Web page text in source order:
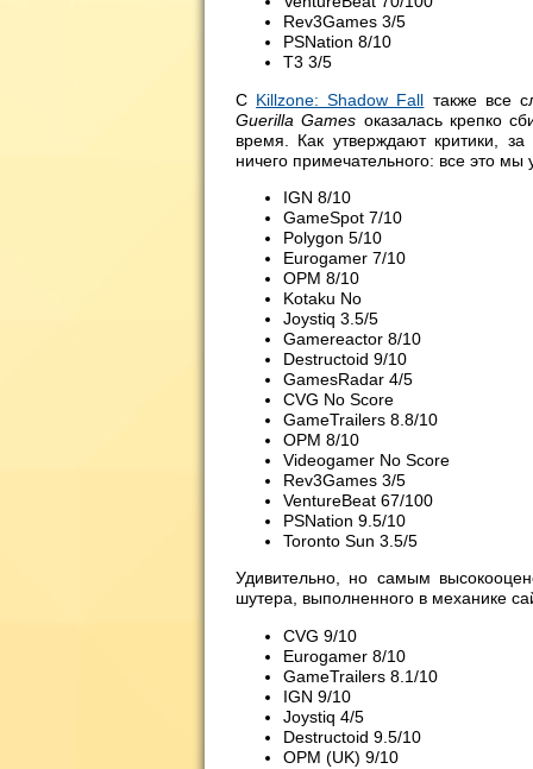
Rev3Games 3/5
PSNation 8/10
T3 3/5
С Killzone: Shadow Fall также все
Guerilla Games оказалась крепко
время. Как утверждают критики,
ничего примечательного: все это
IGN 8/10
GameSpot 7/10
Polygon 5/10
Eurogamer 7/10
OPM 8/10
Kotaku No
Joystiq 3.5/5
Gamereactor 8/10
Destructoid 9/10
GamesRadar 4/5
CVG No Score
GameTrailers 8.8/10
OPM 8/10
Videogamer No Score
Rev3Games 3/5
VentureBeat 67/100
PSNation 9.5/10
Toronto Sun 3.5/5
Удивительно, но самым
шутера, выполненного в механике
CVG 9/10
Eurogamer 8/10
GameTrailers 8.1/10
IGN 9/10
Joystiq 4/5
Destructoid 9.5/10
OPM (UK) 9/10